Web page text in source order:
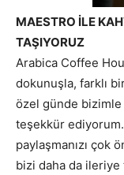
MAESTRO İLE
TAŞIYORUZ
Arabica Coffee
dokunuşla, farklı
özel günde
teşekkür
paylaşmanızı çok
bizi daha da ileriye